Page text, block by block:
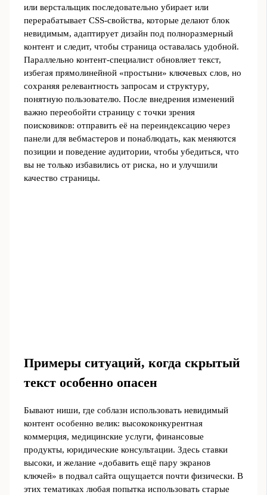
или верстальщик последовательно убирает или
перерабатывает CSS-свойства, которые делают блок
невидимым, адаптирует дизайн под полноразмерный
контент и следит, чтобы страница оставалась удобной.
Параллельно контент-специалист обновляет текст,
избегая прямолинейной «простыни» ключевых слов, но
сохраняя релевантность запросам и структуру,
понятную пользователю. После внедрения изменений
важно переобойти страницу с точки зрения
поисковиков: отправить её на переиндексацию через
панели для вебмастеров и понаблюдать, как меняются
позиции и поведение аудитории, чтобы убедиться, что
вы не только избавились от риска, но и улучшили
качество страницы.
Примеры ситуаций, когда скрытый
текст особенно опасен
Бывают ниши, где соблазн использовать невидимый
контент особенно велик: высококонкурентная
коммерция, медицинские услуги, финансовые
продукты, юридические консультации. Здесь ставки
высоки, и желание «добавить ещё пару экранов
ключей» в подвал сайта ощущается почти физически. В
этих тематиках любая попытка использовать старые